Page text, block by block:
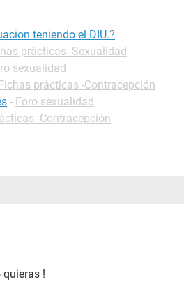
teniendo el DIU.?
prácticas -Sexualidad
sexualidad
prácticas -Contracepción
- Foro sexualidad
-Contracepción
!